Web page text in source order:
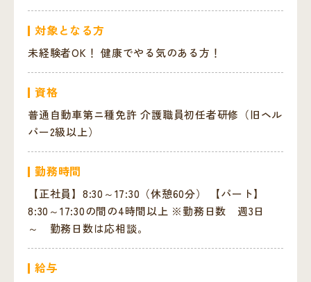
対象となる方
未経験者OK！ 健康でやる気のある方！
資格
普通自動車第ニ種免許 介護職員初任者研修（旧ヘル
パー2級以上）
勤務時間
【正社員】8:30～17:30（休憩60分） 【パート】
8:30～17:30の間の4時間以上 ※勤務日数 週3日
～ 勤務日数は応相談。
給与